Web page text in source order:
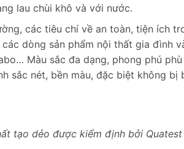
lau chùi khô và với nước.
các tiêu chí về an toàn, tiện ích
dòng sản phẩm nội thất gia đình
Màu sắc đa dạng, phong phú
sắc nét, bền màu, đặc biệt không
tạo dẻo được kiểm định bởi Quatest